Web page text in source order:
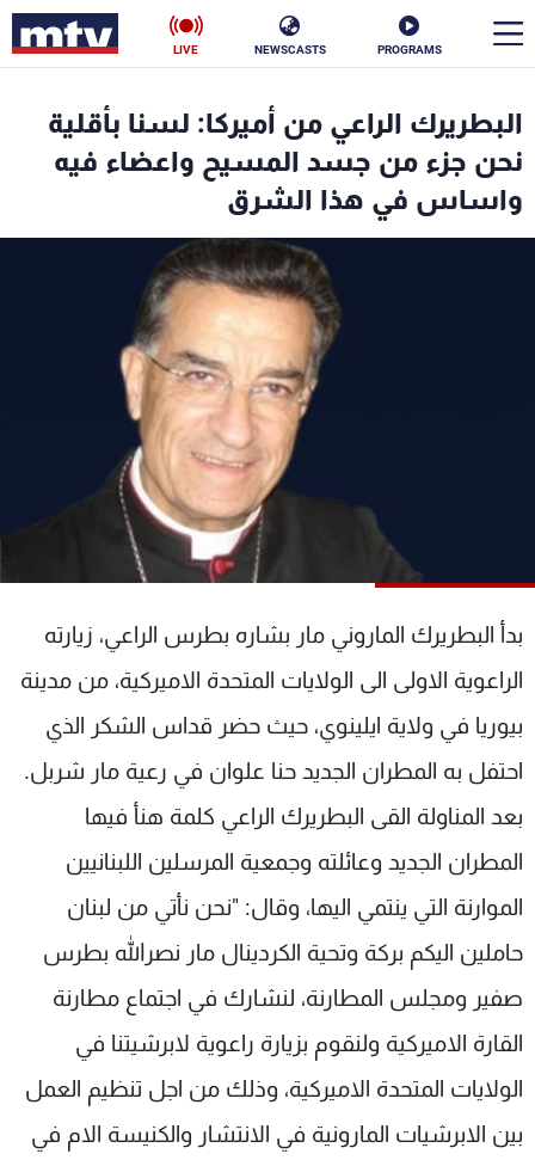
PROGRAMS
NEWSCASTS
LIVE
البطريرك الراعي من أميركا: لسنا بأقلية
نحن جزء من جسد المسيح واعضاء فيه
واساس في هذا الشرق
بدأ البطريرك الماروني مار بشاره بطرس الراعي، زيارته
الراعوية الاولى الى الولايات المتحدة الاميركية، من مدينة
بيوريا في ولاية ايلينوي، حيث حضر قداس الشكر الذي
احتفل به المطران الجديد حنا علوان في رعية مار شربل.
بعد المناولة القى البطريرك الراعي كلمة هنأ فيها
المطران الجديد وعائلته وجمعية المرسلين اللبنانيين
الموارنة التي ينتمي اليها، وقال: "نحن نأتي من لبنان
حاملين اليكم بركة وتحية الكردينال مار نصرالله بطرس
صفير ومجلس المطارنة، لنشارك في اجتماع مطارنة
القارة الاميركية ولنقوم بزيارة راعوية لابرشيتنا في
الولايات المتحدة الاميركية، وذلك من اجل تنظيم العمل
بين الابرشيات المارونية في الانتشار والكنيسة الام في
الأخبار
سياسة ناس
فن
رياضة
شاهد البرامج
الترددات
عن MTV
الإنـتـاج
لاعلاناتكم
وظائف
شروط الإسـتخدام